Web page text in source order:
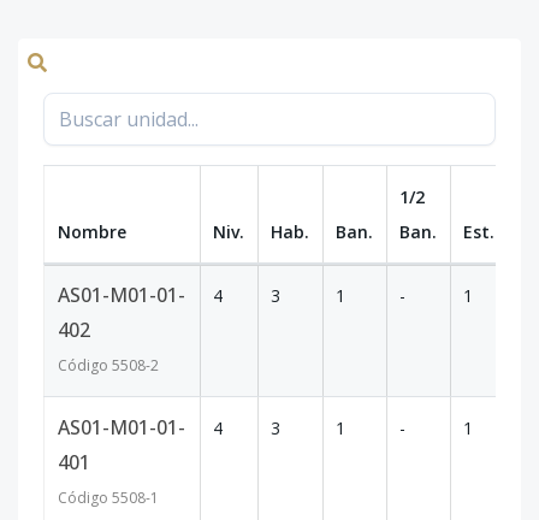
Nombre Niv. Hab. Ban.
1/2
Ban.
Est.
AS01-M01-01-
402
Código 5508-2
4 3 1 - 1
AS01-M01-01-
401
Código 5508-1
4 3 1 - 1